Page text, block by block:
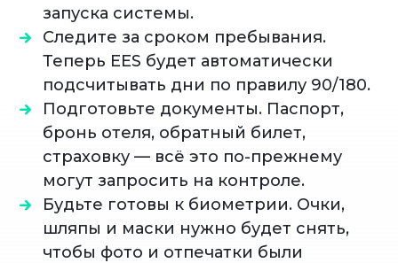
запуска системы.
Следите за сроком пребывания.
Теперь EES будет автоматически
подсчитывать дни по правилу 90/180.
Подготовьте документы. Паспорт,
бронь отеля, обратный билет,
страховку — всё это по-прежнему
могут запросить на контроле.
Будьте готовы к биометрии. Очки,
шляпы и маски нужно будет снять,
чтобы фото и отпечатки были